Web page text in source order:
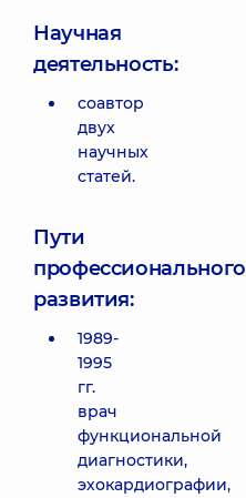
Научная
деятельность:
соавтор
двух
научных
статей.
Пути
профессионального
развития:
1989-
1995
гг.
врач
функциональной
диагностики,
эхокардиографии,